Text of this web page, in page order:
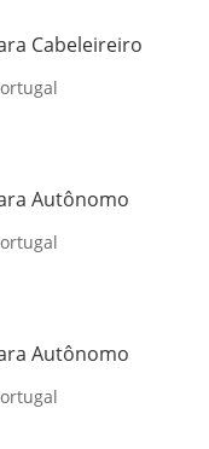
Cabeleireiro
Autônomo
Autônomo